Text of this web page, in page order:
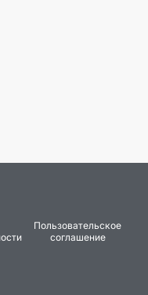
Пользовательское
соглашение